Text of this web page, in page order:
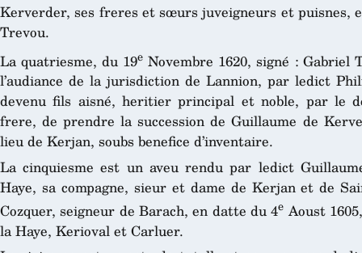
Kerverder, ses freres et sœurs juveigneurs et puisnes,
Trevou.
La quatriesme, du 19eNovembre 1620, signé :
l’audiance de la jurisdiction de Lannion, par ledict
devenu fils aisné, heritier principal et noble, par le
frere, de prendre la succession de Guillaume de
lieu de Kerjan, soubs benefice d’inventaire.
La cinquiesme est un aveu rendu par ledict
Haye, sa compagne, sieur et dame de Kerjan et de
Cozquer, seigneur de Barach, en datte du 4e Aoust
la Haye, Kerioval et Carluer.